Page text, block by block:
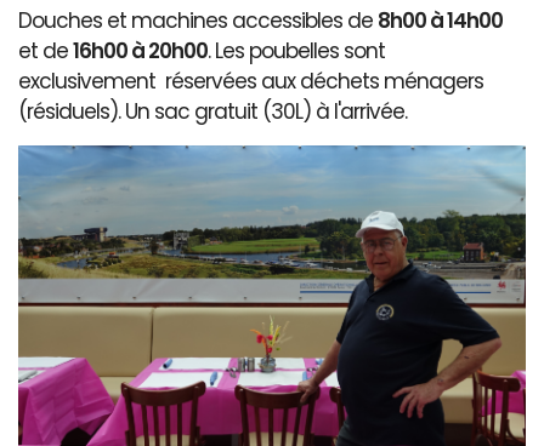
Douches et machines accessibles de 8h00 à 14h00
et de16h00 à 20h00. Les poubelles sont
exclusivement réservées aux déchets ménagers
(résiduels). Un sac gratuit (30L) à l'arrivée.